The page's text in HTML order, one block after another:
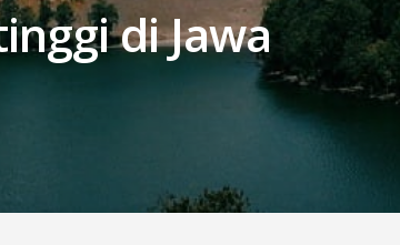
di Jawa